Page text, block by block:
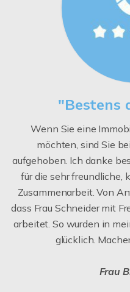
"Bestens
Wenn Sie eine
möchten, sind Sie
aufgehoben. Ich danke
für die sehr freundliche,
Zusammenarbeit. Von
dass Frau Schneider mit
arbeitet. So wurden in
glücklich.
Frau